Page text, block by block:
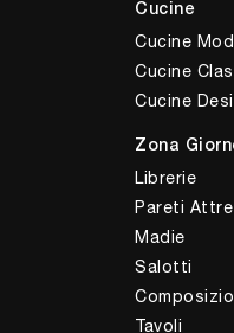
Cucine
Cucine
Cucine
Cucine
Zona
Librerie
Pareti
Madie
Salotti
Tavoli